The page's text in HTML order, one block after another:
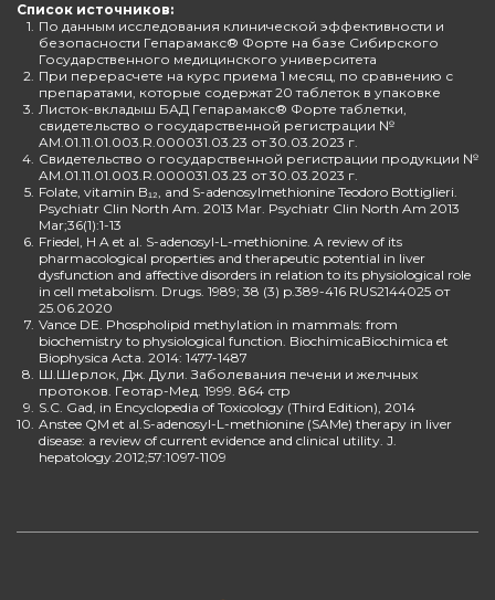
Список источников:
1. По данным исследования клинической эффективности и
безопасности Гепарамакс® Форте на базе Сибирского
Государственного медицинского университета
2. При перерасчете на курс приема 1 месяц, по сравнению с
препаратами, которые содержат 20 таблеток в упаковке
3. Листок-вкладыш БАД Гепарамакс® Форте таблетки,
свидетельство о государственной регистрации №
AM.01.11.01.003.R.000031.03.23 от 30.03.2023 г.
4. Свидетельство о государственной регистрации продукции №
AM.01.11.01.003.R.000031.03.23 от 30.03.2023 г.
5. Folate, vitamin B₁₂, and S-adenosylmethionine Teodoro Bottiglieri.
Psychiatr Clin North Am. 2013 Mar. Psychiatr Clin North Am 2013
Mar;36(1):1-13
6. Friedel, H A et al. S-adenosyl-L-methionine. A review of its
pharmacological properties and therapeutic potential in liver
dysfunction and affective disorders in relation to its physiological role
in cell metabolism. Drugs. 1989; 38 (3) p.389-416 RUS2144025 от
25.06.2020
7. Vance DE. Phospholipid methylation in mammals: from
biochemistry to physiological function. BiochimicaBiochimica et
Biophysica Acta. 2014: 1477-1487
8. Ш.Шерлок, Дж. Дули. Заболевания печени и желчных
протоков. Геотар-Мед. 1999. 864 стр
9. S.C. Gad, in Encyclopedia of Toxicology (Third Edition), 2014
10. Anstee QM et al.S-adenosyl-L-methionine (SAMe) therapy in liver
disease: a review of current evidence and clinical utility. J.
hepatology.2012;57:1097-1109